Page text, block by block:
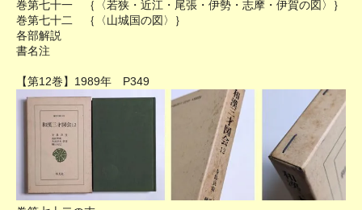
巻第七十一 ｛〈若狭・近江・尾張・伊勢・志摩・伊賀の図〉｝
巻第七十二 ｛〈山城国の図〉｝
各部解説
書名注
【第12巻】1989年 P349